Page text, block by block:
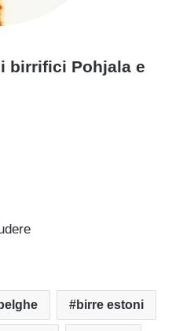
birrifici Pohjala e
birre estoni